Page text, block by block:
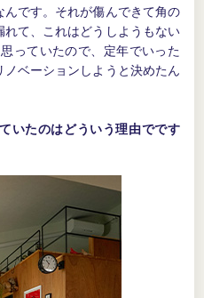
です。それが傷んできて角の
れて、これはどうしようもない
っていたので、定年でいった
ベーションしようと決めたん
いたのはどういう理由でです